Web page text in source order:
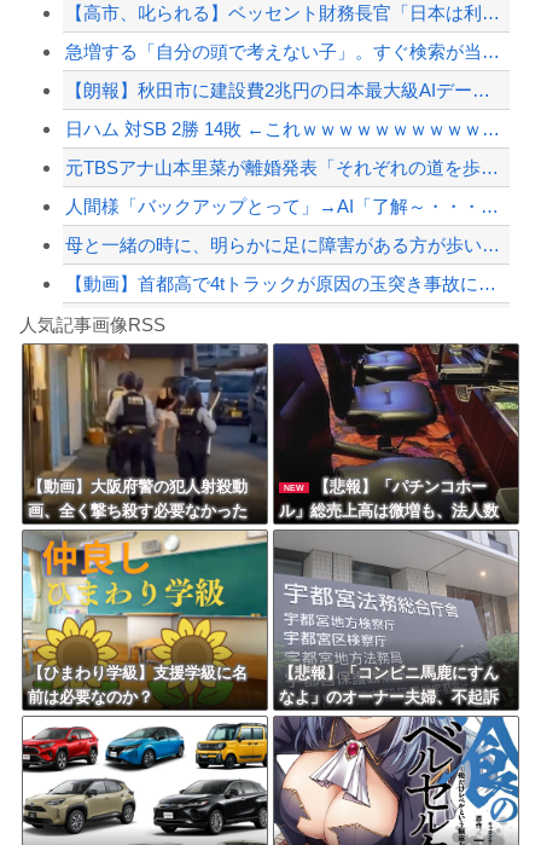
【AI】Google、Geminiが大赤字、史上初のマイナスキャッシュフローに陥...
【衝撃】イオンモール爆発事故、『とんでもない事実』が判明してしまう・・・・・・
「ジャニーさんとつかこうへい氏は同じ」少年隊・錦織一清が明かすレジェンドの共通点...
【配信者】「金バエ」のSNS更新が1週間途絶え、様々な憶測が飛び交う。1週間ぶり...
【緊急速報】NYで警官が黒人男性の首を絞め、暴動第二波不可避へ
Powered by livedoor 相互RSS
【高市、叱られる】ベッセント財務長官「日本は利上げして政権は金融・財政政策をとっ...
急増する「自分の頭で考えない子」。すぐ検索が当たり前に…スマホ時代の“親切すぎる...
【朗報】秋田市に建設費2兆円の日本最大級AIデータセンター建設へ UAEなどが投...
日ハム 対SB 2勝 14敗 ←これｗｗｗｗｗｗｗｗｗｗｗｗｗｗｗｗｗｗｗｗ
元TBSアナ山本里菜が離婚発表「それぞれの道を歩むこととなりました」
人間様「バックアップとって」→AI「了解～・・・あ、間違えた」→ガチで洒落になら...
母と一緒の時に、明らかに足に障害がある方が歩いていた。母「なんであんな歩き方なの...
【動画】首都高で4tトラックが原因の玉突き事故に巻き込まれた軽バンの車載。
アガサ博士「今日はみんなでうなぎを食べに行くぞい」
8/4のニュース
日本旅行キャンセルすべきか…1万年ぶり史上最大級の火山の兆し＝韓国の反応
更新中止のお知らせ
海外「おめでとうタキ！」リヴァプール南野がバースデーゴール！！
Powered by livedoor 相互RSS
人気記事画像RSS
【動画】大阪府警の犯人射殺動
画、全く撃ち殺す必要なかった
ｗｗｗｗｗｗｗｗｗｗｗ
NEW
【悲報】「パチンコホー
ル」総売上高は微増も、法人数
は10年間で半減 黒字企業割合
は5年ぶりに7割超え
【ひまわり学級】支援学級に名
前は必要なのか？
【悲報】「コンビニ馬鹿にすん
なよ」のオーナー夫婦、不起訴
ｗｗｗｗｗｗｗｗ